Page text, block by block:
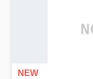
NEW